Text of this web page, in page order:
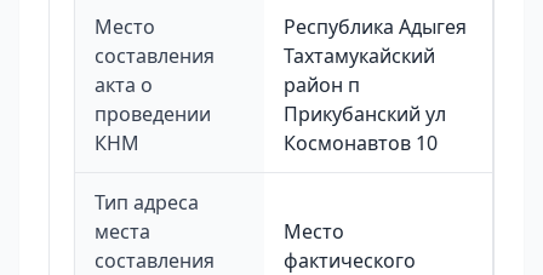
Место
составления
акта о
проведении
КНМ
Республика Адыгея
Тахтамукайский
район п
Прикубанский ул
Космонавтов 10
Тип адреса
места
составления
Место
фактического